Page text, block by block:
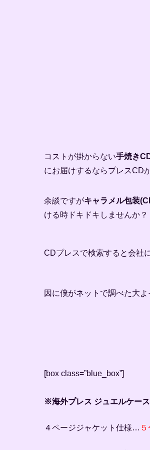
コストが掛からない手焼き
にお届けするならプレスCD
余談ですがキャラメル包装
ける時ドキドキしませんか？
CDプレスで検索すると会社
因に僕がネットで調べた大
[box class=”blue_box”]
※海外プレス ジュエルケー
４ページジャケット仕様…